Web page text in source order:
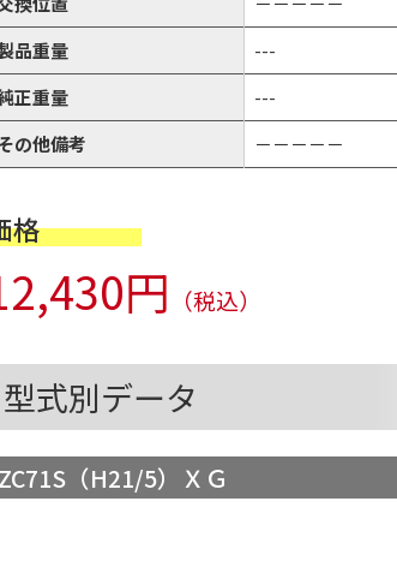
品重量
---
正重量
---
の他備考
－－－－－
格
円 （税込）
型式別データ
ZC71S（H21/5）ＸＧ